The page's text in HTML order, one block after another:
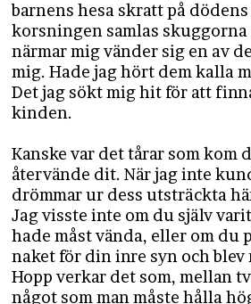
barnens hesa skratt på
korsningen samlas skuggorna
närmar mig vänder sig en av
mig. Hade jag hört dem kalla
Det jag sökt mig hit för att
kinden.
Kanske var det tårar som kom
återvände dit. När jag inte
drömmar ur dess utsträckta
Jag visste inte om du själv
hade måst vända, eller om du
naket för din inre syn och
Hopp verkar det som, mellan
något som man måste hålla